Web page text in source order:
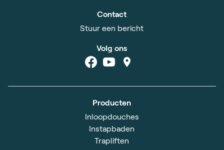
Contact
Stuur een bericht
Volg ons
Producten
Inloopdouches
Instapbaden
Trapliften